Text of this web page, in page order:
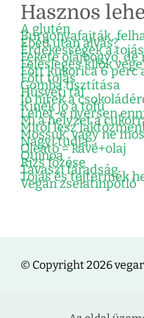
Hasznos
A glutén
Burgonyafajták,
Ebéd után alvás?
Érdekességek a
Fekete olajbogyó, de
Felesleges kilók
Főtt kukorica 6 perc
Főtt tojás
Gomba tisztítása
Húsvéti tál
Jó hírek a
Kinek jó a tofu
Lehet-e nyersen
Mi a helyzet a
Mitől lesz
Mossuk, vagy ne
Nagyi tudja…
Oleátó = kávé+olaj
Quinoa
Rizs főzése
Tavaszi fáradság
Tojás és tejtermék
Vegán zselatinpótló
© Copyright 2026